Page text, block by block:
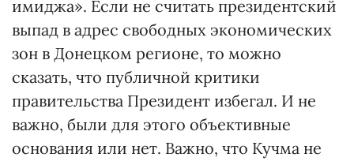
имиджа». Если не считать президентский
выпад в адрес свободных экономических
зон в Донецком регионе, то можно
сказать, что публичной критики
правительства Президент избегал. И не
важно, были для этого объективные
основания или нет. Важно, что Кучма не